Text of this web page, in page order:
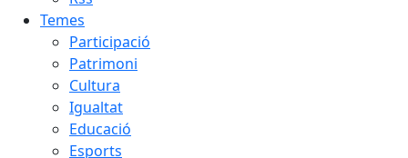
Temes
Participació
Patrimoni
Cultura
Igualtat
Educació
Esports